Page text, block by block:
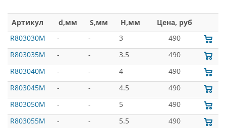
Артикул d,мм S,мм H,мм
Цена, руб
R803030M
- - 3
490
R803035M
- - 3.5
490
R803040M
- - 4
490
R803045M
- - 4.5
490
R803050M
- - 5
490
R803055M
- - 5.5
490